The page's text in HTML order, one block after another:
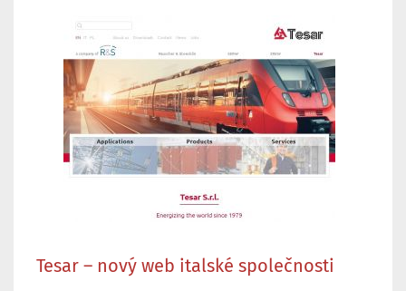
Tesar – nový web italské společnosti